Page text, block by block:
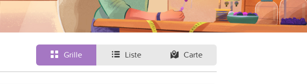
Grille Liste Carte